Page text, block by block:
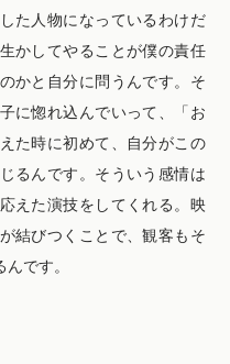
た人物になっているわけだ
かしてやることが僕の責任
かと自分に問うんです。そ
に惚れ込んでいって、「お
た時に初めて、自分がこの
るんです。そういう感情は
えた演技をしてくれる。映
結びつくことで、観客もそ
です。